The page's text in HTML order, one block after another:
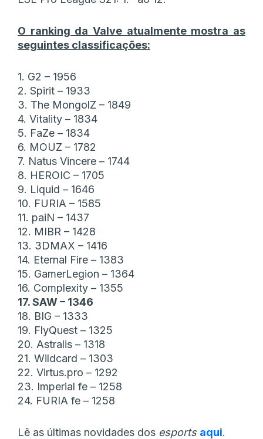
O ranking da Valve atualmente mostra as
seguintes classificações:
1. G2 – 1956
2. Spirit – 1933
3. The MongolZ – 1849
4. Vitality – 1834
5. FaZe – 1834
6. MOUZ – 1782
7. Natus Vincere – 1744
8. HEROIC – 1705
9. Liquid – 1646
10. FURIA – 1585
11. paiN – 1437
12. MIBR – 1428
13. 3DMAX – 1416
14. Eternal Fire – 1383
15. GamerLegion – 1364
16. Complexity – 1355
17. SAW – 1346
18. BIG – 1333
19. FlyQuest – 1325
20. Astralis – 1318
21. Wildcard – 1303
22. Virtus.pro – 1292
23. Imperial fe – 1258
24. FURIA fe – 1258
Lê as últimas novidades dos esports aqui.